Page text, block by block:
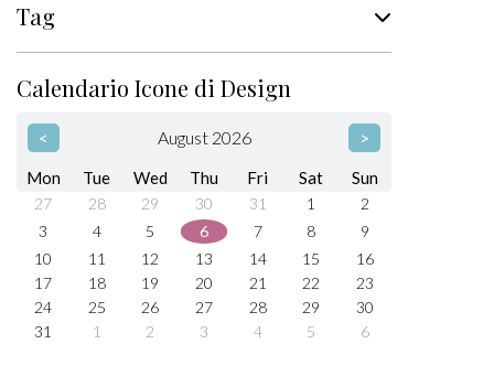
Tag
Calendario Icone di Design
< August 2026 >
Mon Tue Wed Thu Fri Sat Sun
27 28 29 30 31 1
2
3
4 5 6 7 8
9
10
11 12 13 14 15
16
17
18 19 20 21 22
23
24
25 26 27 28 29
30
31
1 2 3 4 5 6